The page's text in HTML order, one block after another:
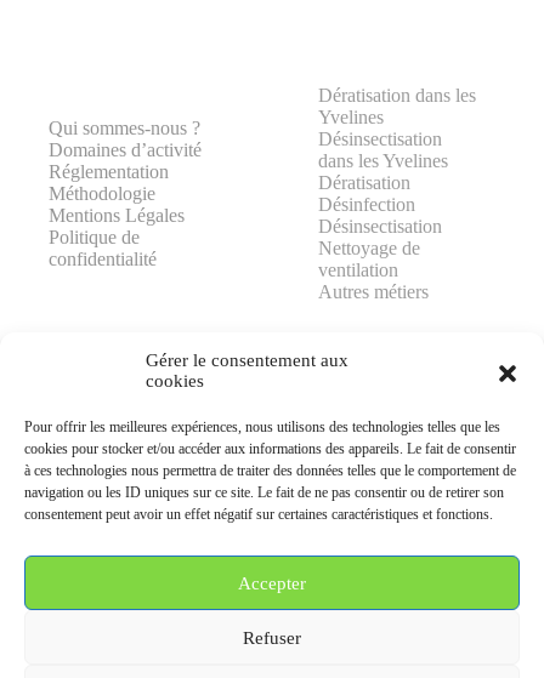
Gérer le consentement aux
cookies
Pour offrir les meilleures expériences, nous utilisons des technologies telles que les
cookies pour stocker et/ou accéder aux informations des appareils. Le fait de consentir
à ces technologies nous permettra de traiter des données telles que le comportement de
navigation ou les ID uniques sur ce site. Le fait de ne pas consentir ou de retirer son
consentement peut avoir un effet négatif sur certaines caractéristiques et fonctions.
Accepter
Refuser
Qui sommes-nous ?
Domaines d’activité
Réglementation
Méthodologie
Mentions Légales
Politique de
confidentialité
Dératisation dans les
Yvelines
Désinsectisation
dans les Yvelines
Dératisation
Désinfection
Désinsectisation
Nettoyage de
ventilation
Autres métiers
AJP GROUPE
25 rue Lavoisier
78370 PLAISIR
06 99 92 25 05
Nous contacter
© 2026 AJP GROUPE ® — Tous droits réservés.